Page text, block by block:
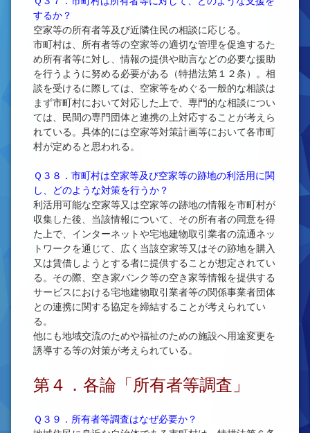
するか？
空家等の所有者等及び近隣住民の相談に応じる。
市町村は、所有者等の空家等の適切な管理を促進するた
め所有者等に対し、情報の提供や助言などの必要な援助
を行うように努める必要がある（特措法第１２条）。相
談を受けるに際しては、空家等をめぐる一般的な相談は
まず市町村において対応した上で、専門的な相談につい
ては、民間の専門団体と連携の上対応することが考えら
れている。具体的には空家等対策計画等において各市町
村が定めると思われる。
Ｑ３８．市町村は空家等及び空家等の跡地の利活用に関
し、どのような対策を行うか？
利活用可能な空家等又は空家等の跡地の情報を市町村が
収集した後、当該情報について、その所有者の同意を得
た上で、インターネットや宅地建物取引業者の流通ネッ
トワークを通じて、広く当該空家等又はその跡地を購入
又は賃借しようとする者に提供することが想定されてい
る。その際、空き家バンク等の空き家等情報を提供する
サービスにおける宅地建物取引業者等の関係事業者団体
との連携に関する協定を締結することが考えられてい
る。
他にも地域交流のためや福祉のための施設へ用途変更を
誘導する等の対策が考えられている。
第４．各論「所有者等調査」
Ｑ３９．所有者等調査はなぜ必要か？